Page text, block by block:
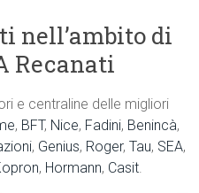
nell’ambito di
Recanati
e centraline delle migliori
, BFT, Nice, Fadini, Benincà,
, Genius, Roger,Tau, SEA,
, Hormann, Casit.